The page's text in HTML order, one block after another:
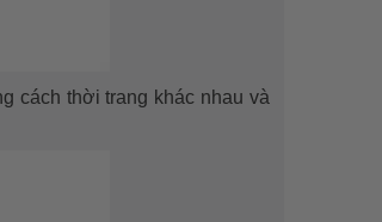
cách thời trang khác nhau và